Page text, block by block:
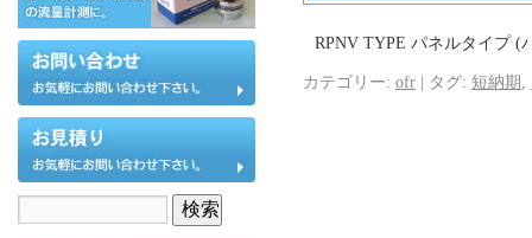
RPNV TYPE パネルタイプ
カテゴリー: ofr | タグ: 短納期